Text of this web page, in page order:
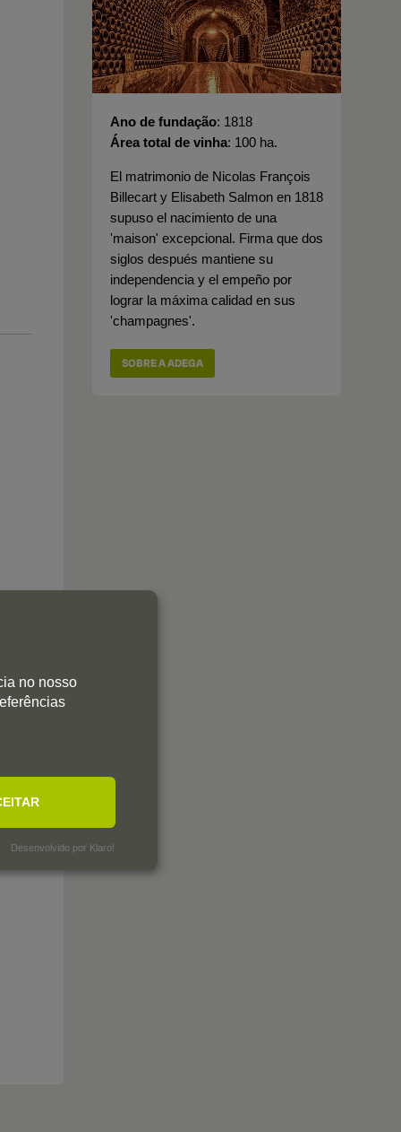
Ano de fundação 1818
Área total de vinha 100 ha.
El matrimonio de Nicolas François
Billecart y Elisabeth Salmon en 1818
supuso el nacimiento de una
'maison' excepcional. Firma que dos
siglos después mantiene su
independencia y el empeño por
lograr la máxima calidad en sus
'champagnes'.
SOBRE A ADEGA
no nosso
Desenvolvido por Klaro!